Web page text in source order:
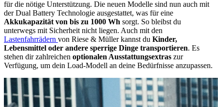
für die nötige Unterstützung. Die neuen Modelle sind nun auch mit
der Dual Battery Technologie ausgestattet, was für eine
Akkukapazität von bis zu 1000 Wh sorgt. So bleibst du
unterwegs mit Sicherheit nicht liegen. Auch mit den
Lastenfahrrädern von Riese & Müller kannst du Kinder,
Lebensmittel oder andere sperrige Dinge transportieren. Es
stehen dir zahlreichen optionalen Ausstattungsextras zur
Verfügung, um dein Load-Modell an deine Bedürfnisse anzupassen.